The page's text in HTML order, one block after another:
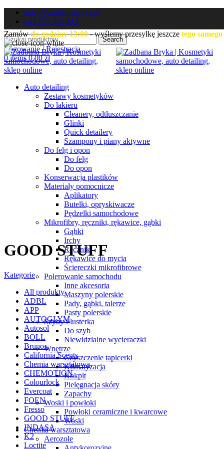
sklep@zadbanabryka.pl
+48 570 867 616
Search
Logowanie / Rejestracja
0items 0,00zł
Zamówdo godziny 13:00- wyślemy przesyłkę jeszcze tego
Auto detailing
Zestawy kosmetyków
Do lakieru
Cleanery, odtłuszczanie
Glinki
Quick detailery
Szampony i piany aktywne
Do felg i opon
Do felg
Do opon
Konserwacja plastików
Materiały pomocnicze
Aplikatory
Butelki, opryskiwacze
Pędzelki samochodowe
Mikrofibry, ręczniki, rękawice, gąbki
Gąbki
Irchy
Ręczniki
Rękawice do mycia
Ściereczki mikrofibrowe
Polerowanie samochodu
Inne akcesoria
Maszyny polerskie
Pady, gąbki, talerze
Pasty polerskie
Szyby i lusterka
Do szyb
Niewidzialne wycieraczki
Wnętrze
Czyszczenie tapicerki
Klimatyzacja
Kokpit
Pielęgnacja skóry
Zapachy
Woski i powłoki
Powłoki ceramiczne i kwarcowe
Woski
Chemia warsztatowa
Aerozole
GOOD STUFF
Kategorie
All produkty
ADBL
APP
AUTOGLYM
Autosol
BOLL
Brunox
California Scents
Chemia warsztatowa
CHEMOTION
Colourlock
Evercoat
FOEN
Fresso
GOOD STUFF
INDASA
K2
Loctite